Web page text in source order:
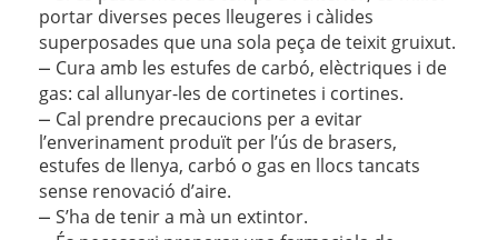
portar diverses peces lleugeres i càlides
superposades que una sola peça de teixit gruixut.
– Cura amb les estufes de carbó, elèctriques i de
gas: cal allunyar-les de cortinetes i cortines.
– Cal prendre precaucions per a evitar
l’enverinament produït per l’ús de brasers,
estufes de llenya, carbó o gas en llocs tancats
sense renovació d’aire.
– S’ha de tenir a mà un extintor.